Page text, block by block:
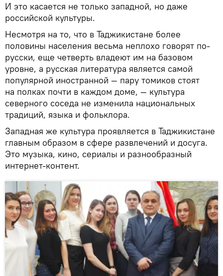
И это касается не только западной, но даже
российской культуры.
Несмотря на то, что в Таджикистане более
половины населения весьма неплохо говорят по-
русски, еще четверть владеют им на базовом
уровне, а русская литература является самой
популярной иностранной — пару томиков стоят
на полках почти в каждом доме, — культура
северного соседа не изменила национальных
традиций, языка и фольклора.
Западная же культура проявляется в Таджикистане
главным образом в сфере развлечений и досуга.
Это музыка, кино, сериалы и разнообразный
интернет-контент.